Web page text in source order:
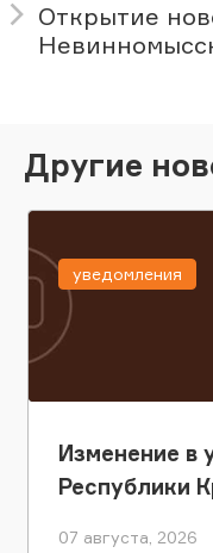
Открытие
Другие
Изменение в
Республики
07 августа, 2026
уведомления